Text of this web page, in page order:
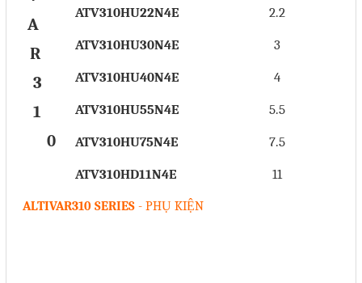
A
R
3
1
0
ATV310HU22N4E
2.2
ATV310HU30N4E
3
ATV310HU40N4E
4
ATV310HU55N4E
5.5
ATV310HU75N4E
7.5
ATV310HD11N4E
11
ALTIVAR310 SERIES - PHỤ KIỆN
Mail
COPYRIGHT 2018. ALL RIGHTS RESERVED